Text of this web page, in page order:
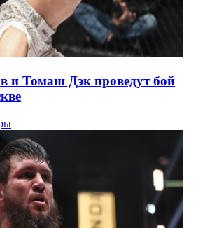
и Томаш Дэк проведут бой